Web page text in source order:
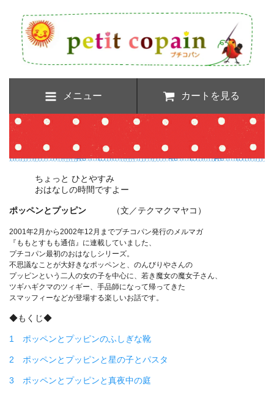
メニュー カートを見る
ちょっと ひとやすみ
おはなしの時間ですよー
ポッペンとプッピン （文／テクマクマヤコ）
2001年2月から2002年12月までプチコパン発行のメルマガ
『ももとすもも通信』に連載していました、
プチコパン最初のおはなしシリーズ。
不思議なことが大好きなポッペンと、のんびりやさんの
プッピンという二人の女の子を中心に、若き魔女の魔女子さん、
ツギハギクマのツィギー、手品師になって帰ってきた
スマッフィーなどが登場する楽しいお話です。
◆もくじ◆
1 ポッペンとプッピンのふしぎな靴
2 ポッペンとプッピンと星の子とパスタ
3 ポッペンとプッピンと真夜中の庭